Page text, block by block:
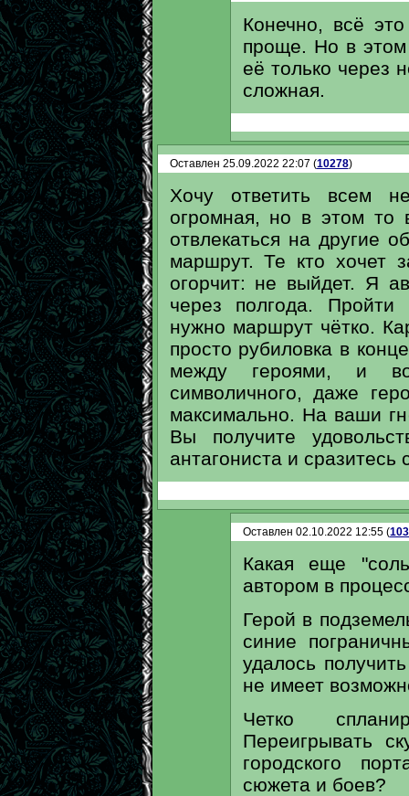
Конечно, всё
проще. Но в
её только через
сложная.
Оставлен 25.09.2022 22:07 (10278)
Хочу ответить всем
огромная, но в этом то
отвлекаться на другие
маршрут. Те кто хочет
огорчит: не выйдет. Я
через полгода.
нужно маршрут чётко.
просто рубиловка в
между героями, и
символичного, даже
максимально. На ваши
Вы получите
антагониста и сразитесь
Оставлен 02.10.2022 12:55 (
Какая еще
автором в
Герой в
синие
удалось
не имеет
Четко
Переигрывать
городского
сюжета и боев?